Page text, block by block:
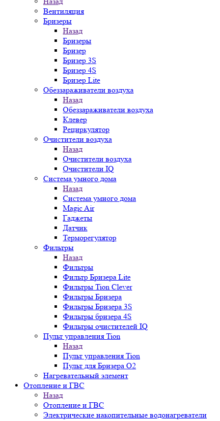
Вентиляция
Бризеры
Назад
Бризеры
Бризер
Бризер 3S
Бризер 4S
Бризер Lite
Обеззараживатели воздуха
Назад
Обеззараживатели воздуха
Клевер
Рециркулятор
Очистители воздуха
Назад
Очистители воздуха
Очистители IQ
Система умного дома
Назад
Система умного дома
Magic Air
Гаджеты
Датчик
Терморегулятор
Фильтры
Назад
Фильтры
Фильтр Бризера Lite
Фильтры Tion Clever
Фильтры Бризера
Фильтры Бризера 3S
Фильтры бризера 4S
Фильтры очистителей IQ
Пульт управления Tion
Назад
Пульт управления Tion
Пульт для Бризера O2
Нагревательный элемент
Отопление и ГВС
Назад
Отопление и ГВС
Электрические накопительные водонагреватели